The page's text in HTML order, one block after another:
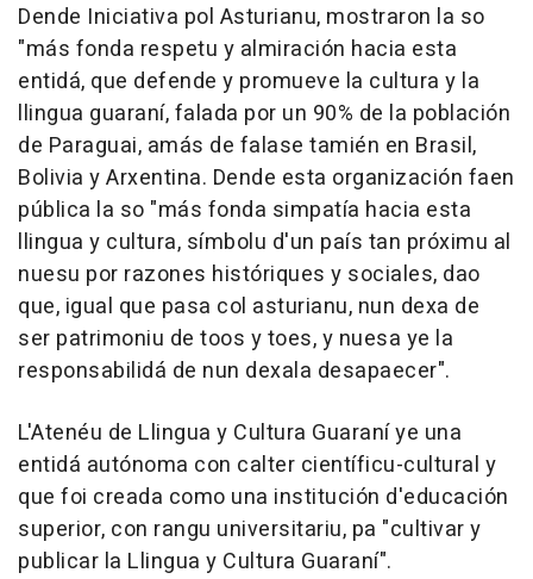
Dende Iniciativa pol Asturianu, mostraron la so
"más fonda respetu y almiración hacia esta
entidá, que defende y promueve la cultura y la
llingua guaraní, falada por un 90% de la población
de Paraguai, amás de falase tamién en Brasil,
Bolivia y Arxentina. Dende esta organización faen
pública la so "más fonda simpatía hacia esta
llingua y cultura, símbolu d'un país tan próximu al
nuesu por razones históriques y sociales, dao
que, igual que pasa col asturianu, nun dexa de
ser patrimoniu de toos y toes, y nuesa ye la
responsabilidá de nun dexala desapaecer".
L'Atenéu de Llingua y Cultura Guaraní ye una
entidá autónoma con calter científicu-cultural y
que foi creada como una institución d'educación
superior, con rangu universitariu, pa "cultivar y
publicar la Llingua y Cultura Guaraní".